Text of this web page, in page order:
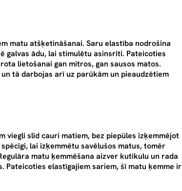
matu atšķetināšanai. Saru elastība nodrošina
galvas ādu, lai stimulētu asinsriti. Pateicoties
lietošanai gan mitros, gan sausos matos.
tā darbojas arī uz parūkām un pieaudzētiem
viegli slīd cauri matiem, bez piepūles izķemmējot
lai izķemmētu savēlušos matus, tomēr
matu ķemmēšana aizver kutikulu un rada
Pateicoties elastīgajiem sariem, šī matu ķemme ir